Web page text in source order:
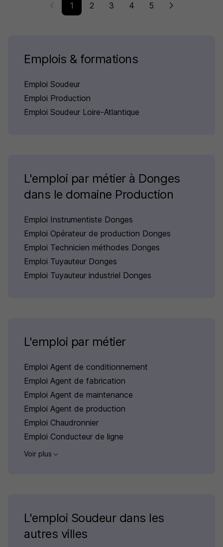
1 2 3 4 5
Emplois & formations
Emploi Soudeur
Emploi Production
Emploi Soudeur Loire-Atlantique
L'emploi par métier à Donges
dans le domaine Production
Emploi Instrumentiste Donges
Emploi Opérateur de production Donges
Emploi Technicien méthodes Donges
Emploi Tuyauteur Donges
Emploi Tuyauteur industriel Donges
L'emploi par métier
Emploi Agent de conditionnement
Emploi Agent de fabrication
Emploi Agent de maintenance
Emploi Agent de production
Emploi Chaudronnier
Emploi Conducteur de ligne
Voir plus
L'emploi Soudeur dans les
autres villes